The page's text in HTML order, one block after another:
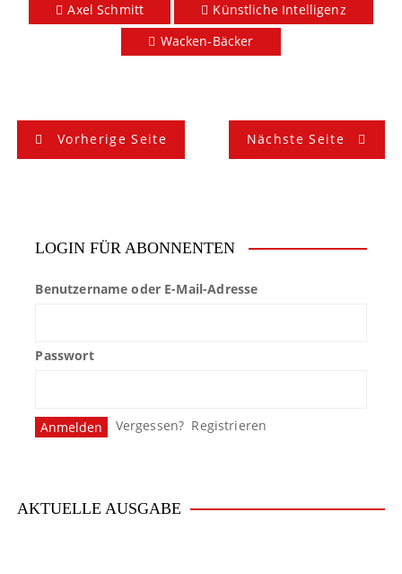
Axel Schmitt
Künstliche Intelligenz
Wacken-Bäcker
i
Vorherige Seite Nächste Seite
LOGIN FÜR ABONNENTEN
Benutzername oder E-Mail-Adresse
Passwort
Vergessen? Registrieren
AKTUELLE AUSGABE